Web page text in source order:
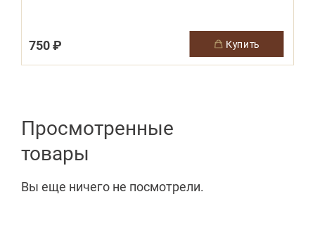
750 ₽ купить
Просмотренные
товары
Вы еще ничего не посмотрели.